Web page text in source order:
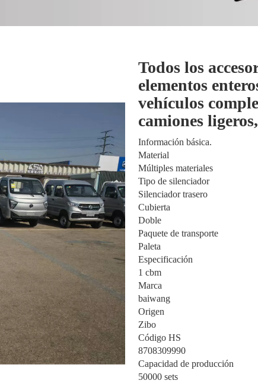
Todos los
elementos
vehículos
camiones
Información básica.
Material
Múltiples materiales
Tipo de silenciador
Silenciador trasero
Cubierta
Doble
Paquete de transporte
Paleta
Especificación
1 cbm
Marca
baiwang
Origen
Zibo
Código HS
8708309990
Capacidad de producción
50000 sets